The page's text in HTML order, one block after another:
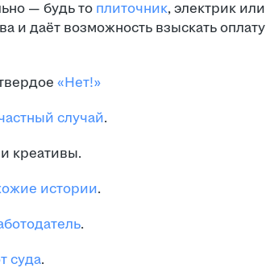
— будь то плиточник, электрик или
и даёт возможность взыскать оплату
«Нет!»
случай.
креативы.
истории.
.
суда.